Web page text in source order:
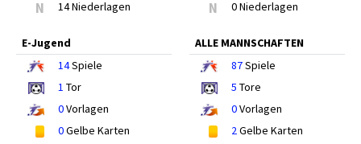
N 14 Niederlagen N 0 Niederlagen
E-Jugend
14Spiele
1 Tor
0Vorlagen
0Gelbe Karten
ALLE MANNSCHAFTEN
87Spiele
5 Tore
0Vorlagen
2Gelbe Karten